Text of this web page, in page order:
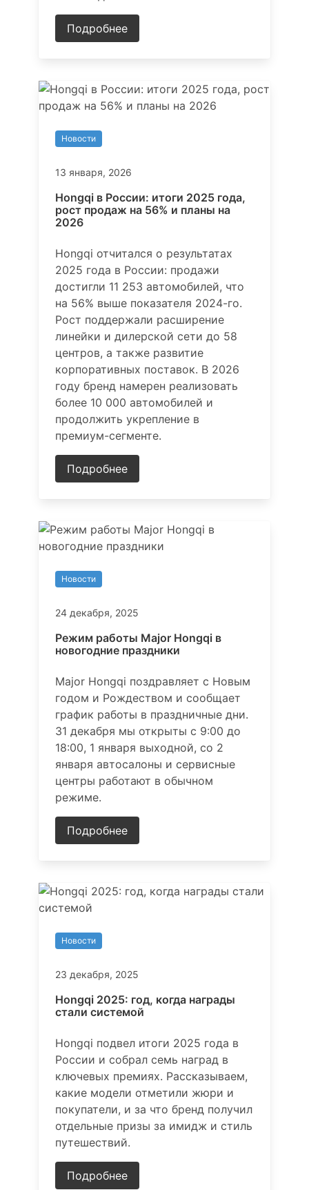
Подробнее
Новости
13 января, 2026
Hongqi в России: итоги 2025 года,
рост продаж на 56% и планы на
2026
Hongqi отчитался о результатах
2025 года в России: продажи
достигли 11 253 автомобилей, что
на 56% выше показателя 2024-го.
Рост поддержали расширение
линейки и дилерской сети до 58
центров, а также развитие
корпоративных поставок. В 2026
году бренд намерен реализовать
более 10 000 автомобилей и
продолжить укрепление в
премиум-сегменте.
Подробнее
Новости
24 декабря, 2025
Режим работы Major Hongqi в
новогодние праздники
Major Hongqi поздравляет с Новым
годом и Рождеством и сообщает
график работы в праздничные дни.
31 декабря мы открыты с 9:00 до
18:00, 1 января выходной, со 2
января автосалоны и сервисные
центры работают в обычном
режиме.
Подробнее
Новости
23 декабря, 2025
Hongqi 2025: год, когда награды
стали системой
Hongqi подвел итоги 2025 года в
России и собрал семь наград в
ключевых премиях. Рассказываем,
какие модели отметили жюри и
покупатели, и за что бренд получил
отдельные призы за имидж и стиль
путешествий.
Подробнее